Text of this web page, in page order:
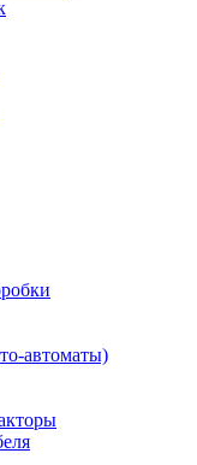
автоматы)